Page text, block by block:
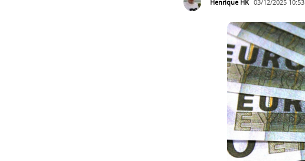
Henrique HK 03/12/2025 10:53